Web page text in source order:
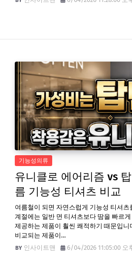
기능성의류
유니클로 에어리즘 vs
름 기능성 티셔츠 비교
여름철이 되면 자연스럽게 기능성 티셔츠
계절에는 일반 면 티셔츠보다 땀을 빠르
제공하는 제품이 훨씬 쾌적하기 때문입니
비교되는 제품이…
인사이트맨
6/04/2026 11:05:00 오